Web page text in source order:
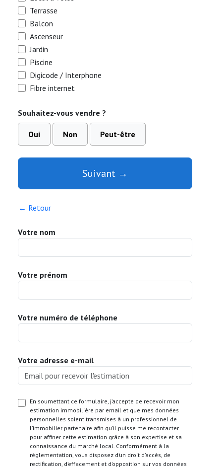
Terrasse
Balcon
Ascenseur
Jardin
Piscine
Digicode / Interphone
Fibre internet
Souhaitez-vous vendre ?
Oui Non Peut-être
Suivant →
← Retour
Votre nom
Votre prénom
Votre numéro de téléphone
Votre adresse e-mail
En soumettant ce formulaire, j’accepte de recevoir mon
estimation immobilière par email et que mes données
personnelles soient transmises à un professionnel de
l’immobilier partenaire afin qu’il puisse me recontacter
pour affiner cette estimation grâce à son expertise et sa
connaissance du marché local. Conformément à la
réglementation, vous disposez d’un droit d’accès, de
rectification, d’effacement et d’opposition sur vos données